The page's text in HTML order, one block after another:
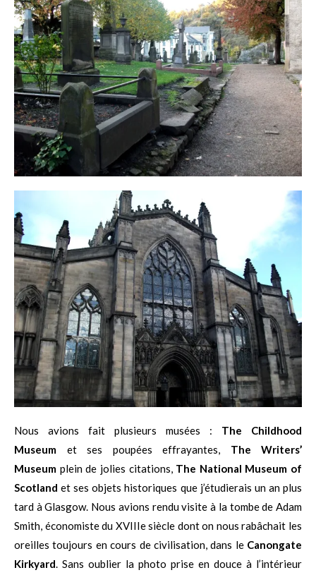
Nous avions fait plusieurs musées : The Childhood
Museum et ses poupées effrayantes, The Writers’
Museum plein de jolies citations, The National Museum of
Scotlandet ses objets historiques que j’étudierais un an plus
tard à Glasgow. Nous avions rendu visite à la tombe de Adam
Smith, économiste du XVIIIe siècle dont on nous rabâchait les
oreilles toujours en cours de civilisation, dans le Canongate
Kirkyard . Sans oublier la photo prise en douce à l’intérieur